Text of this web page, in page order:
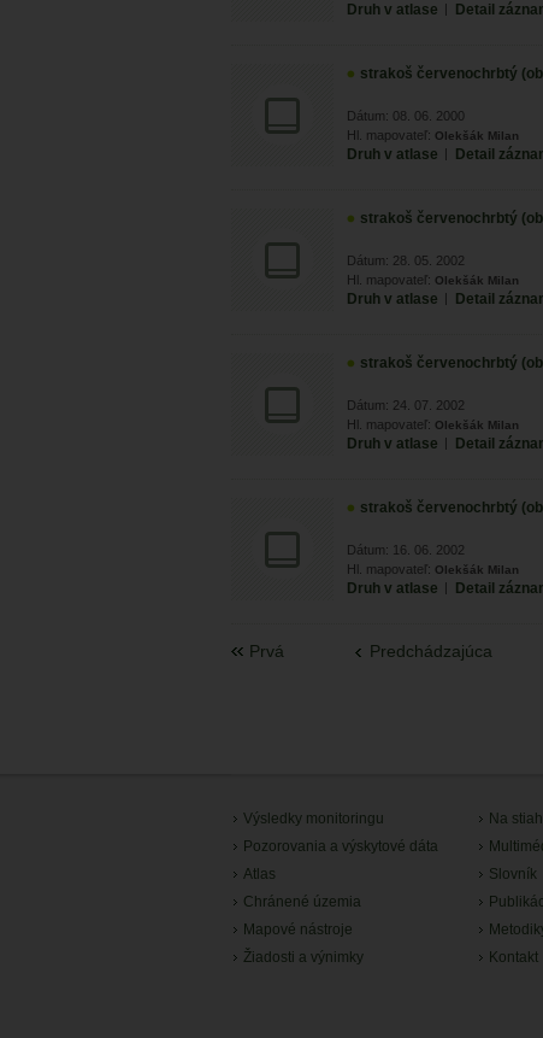
Druh v atlase | Detail
strakoš červenochrbtý
Dátum: 08. 06. 2000
Hl. mapovateľ: Olekšák Milan
Druh v atlase | Detail
strakoš červenochrbtý
Dátum: 28. 05. 2002
Hl. mapovateľ: Olekšák Milan
Druh v atlase | Detail
strakoš červenochrbtý
Dátum: 24. 07. 2002
Hl. mapovateľ: Olekšák Milan
Druh v atlase | Detail
strakoš červenochrbtý
Dátum: 16. 06. 2002
Hl. mapovateľ: Olekšák Milan
Druh v atlase | Detail
Prvá Predchádzajúca
Výsledky monitoringu
Pozorovania a výskytové dáta
Atlas
Chránené územia
Mapové nástroje
Žiadosti a výnimky
Na
Slovník
Kontakt